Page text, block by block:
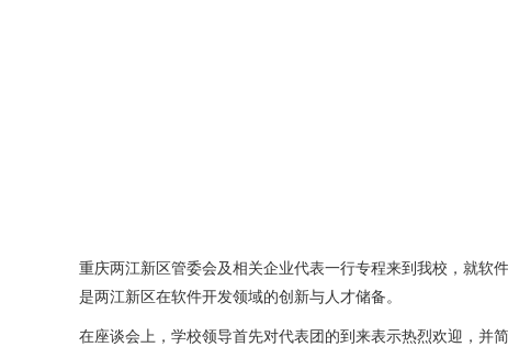
重庆两江新区管委会及相关企业代表一行专程来到我校，就软
是两江新区在软件开发领域的创新与人才储备。
在座谈会上，学校领导首先对代表团的到来表示热烈欢迎，并